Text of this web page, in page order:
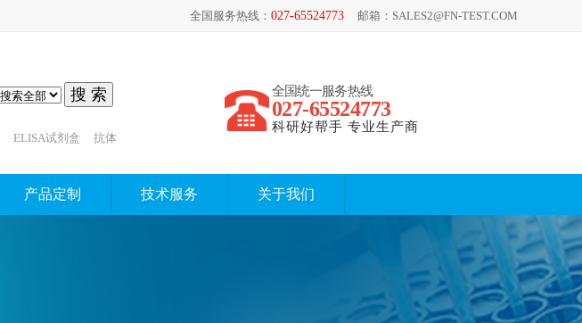
邮箱：SALES2@FN-TEST.COM
全国服务热线： 027-65524773
搜 索 全国统一服务热线
027-65524773
科研好帮手 专业生产商
ELISA试剂盒 抗体
产品定制 技术服务 关于我们